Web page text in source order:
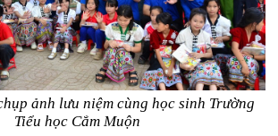
ảnh lưu niệm cùng học sinh Trường
Tiểu học Cắm Muộn